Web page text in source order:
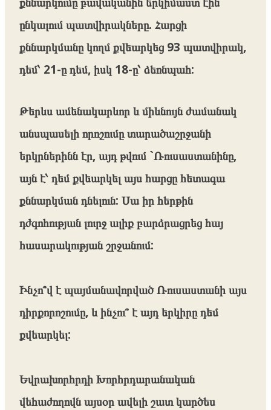
ընկալում պատվիրակները. Հարցի
քննարկմանը կողմ քվեարկեց 93 պատվիրակ,
դեմ՝ 21-ը դեմ, իսկ 18-ը՝ ձեռնպահ:
Թերևս ամենակարևոր և միևնույն ժամանակ
անսպասելի որոշումը տարածաշրջանի
երկրներինն էր, այդ թվում `Ռուսաստանինը,
այն է՝ դեմ քվեարկել այս հարցը հետագա
քննարկման դնելուն: Սա իր հերթին
դժգոհության լուրջ ալիք բարձրացրեց հայ
հասարակության շրջանում:
Ինչո՞վ է պայմանավորված Ռուսաստանի այս
դիրքորոշումը, և ինչու՞ է այդ երկիրը դեմ
քվեարկել:
Եվրախորհրդի Խորհրդարանական
վեհաժողովն այսօր ավելի շատ կարծես